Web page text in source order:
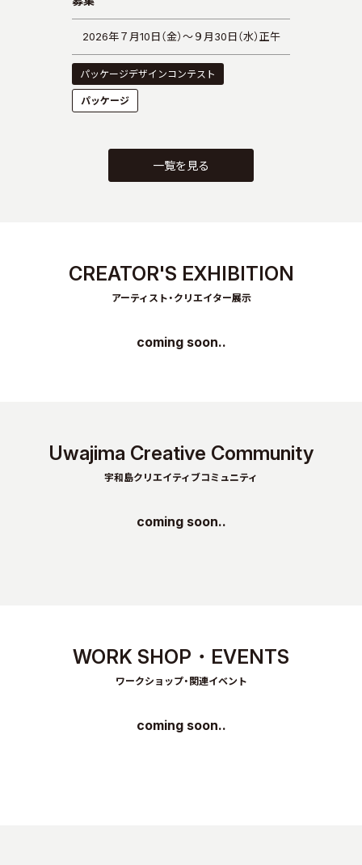
2026年７月10日（金）～９月30日（水）正午
パッケージデザインコンテスト
パッケージ
一覧を見る
CREATOR'S EXHIBITION
アーティスト・クリエイター展示
coming soon..
Uwajima Creative Community
宇和島クリエイティブコミュニティ
coming soon..
WORK SHOP・EVENTS
ワークショップ・関連イベント
coming soon..